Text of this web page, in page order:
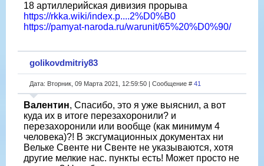
18 артиллерийская дивизия прорыва
https://rkka.wiki/index.p....2%D0%B0
https://pamyat-naroda.ru/warunit/65%20%D0%90/
golikovdmitriy83
Дата: Вторник, 09 Марта 2021, 12:59:50 | Сообщение # 41
Валентин, Спасибо, это я уже выяснил, а вот
куда их в итоге перезахоронили? и
перезахоронили или вообще (как минимум 4
человека)?! В эксгумационных документах ни
Вельке Свенте ни Свенте не указываются, хотя
другие мелкие нас. пункты есть! Может просто не